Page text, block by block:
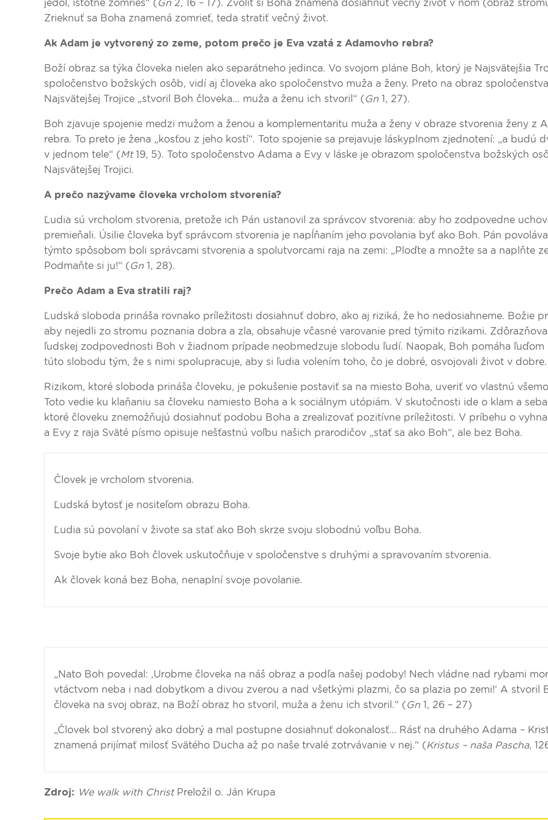
jedol, istotne zomrieš“ (Gn 2, 16 – 17). Zvoliť si Boha znamená dosiahnuť večný život v ňom (obraz
Zrieknuť sa Boha znamená zomrieť, teda stratiť večný život.
Ak Adam je vytvorený zo zeme, potom prečo je Eva vzatá z Adamovho rebra?
Boží obraz sa týka človeka nielen ako separátneho jedinca. Vo svojom pláne Boh, ktorý je Najsvätejšia
spoločenstvo božských osôb, vidí aj človeka ako spoločenstvo muža a ženy. Preto na obraz spoločenstva
Najsvätejšej Trojice „stvoril Boh človeka... muža a ženu ich stvoril“ (Gn 1, 27).
Boh zjavuje spojenie medzi mužom a ženou a komplementaritu muža a ženy v obraze stvorenia ženy z
rebra. To preto je žena „kosťou z jeho kostí“. Toto spojenie sa prejavuje láskyplnom zjednotení: „a budú
v jednom tele“ (Mt19, 5). Toto spoločenstvo Adama a Evy v láske je obrazom spoločenstva božských
Najsvätejšej Trojici.
A prečo nazývame človeka vrcholom stvorenia?
Ľudia sú vrcholom stvorenia, pretože ich Pán ustanovil za správcov stvorenia: aby ho zodpovedne
premieňali. Úsilie človeka byť správcom stvorenia je napĺňaním jeho povolania byť ako Boh. Pán
týmto spôsobom boli správcami stvorenia a spolutvorcami raja na zemi: „Ploďte a množte sa a naplňte
Podmaňte si ju!“ (Gn 1, 28).
Prečo Adam a Eva stratili raj?
Ľudská sloboda prináša rovnako príležitosti dosiahnuť dobro, ako aj riziká, že ho nedosiahneme. Božie
aby nejedli zo stromu poznania dobra a zla, obsahuje včasné varovanie pred týmito rizikami.
ľudskej zodpovednosti Boh v žiadnom prípade neobmedzuje slobodu ľudí. Naopak, Boh pomáha ľuďom
túto slobodu tým, že s nimi spolupracuje, aby si ľudia volením toho, čo je dobré, osvojovali život v dobre.
Rizikom, ktoré sloboda prináša človeku, je pokušenie postaviť sa na miesto Boha, uveriť vo vlastnú
Toto vedie ku klaňaniu sa človeku namiesto Boha a k sociálnym utópiám. V skutočnosti ide o klam a
ktoré človeku znemožňujú dosiahnuť podobu Boha a zrealizovať pozitívne príležitosti. V príbehu o
a Evy z raja Sväté písmo opisuje nešťastnú voľbu našich prarodičov „stať sa ako Boh“, ale bez Boha.
Človek je vrcholom stvorenia.
Ľudská bytosť je nositeľom obrazu Boha.
Ľudia sú povolaní v živote sa stať ako Boh skrze svoju slobodnú voľbu Boha.
Svoje bytie ako Boh človek uskutočňuje v spoločenstve s druhými a spravovaním stvorenia.
Ak človek koná bez Boha, nenaplní svoje povolanie.
„Nato Boh povedal: ‚Urobme človeka na náš obraz a podľa našej podoby! Nech vládne nad rybami
vtáctvom neba i nad dobytkom a divou zverou a nad všetkými plazmi, čo sa plazia po zemi!‘ A stvoril
človeka na svoj obraz, na Boží obraz ho stvoril, muža a ženu ich stvoril.“ (Gn 1, 26 – 27)
„Človek bol stvorený ako dobrý a mal postupne dosiahnuť dokonalosť... Rásť na druhého Adama –
znamená prijímať milosť Svätého Ducha až po naše trvalé zotrvávanie v nej.“ (Kristus – naša Pascha,
Zdroj: We walk with ChristPreložil o. Ján Krupa